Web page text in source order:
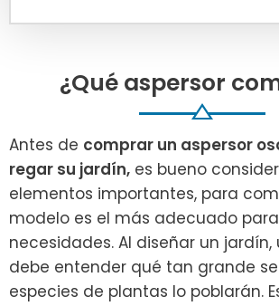
¿Qué aspersor
Antes de comprar un aspersor
regar su jardín, es bueno
elementos importantes, para
modelo es el más adecuado
necesidades. Al diseñar un
debe entender qué tan grande
especies de plantas lo poblarán.